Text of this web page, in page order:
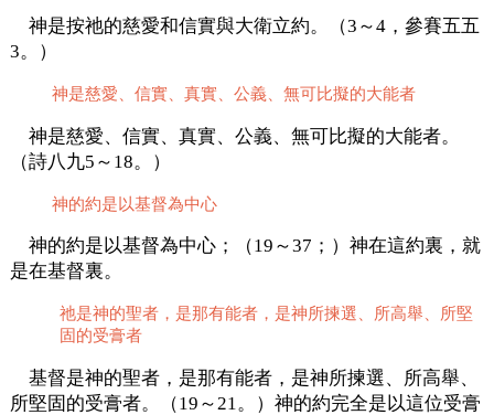
神是按祂的慈愛和信實與大衛立約。（3～4，參賽五五
3。）
神是慈愛、信實、真實、公義、無可比擬的大能者
神是慈愛、信實、真實、公義、無可比擬的大能者。
（詩八九5～18。）
神的約是以基督為中心
神的約是以基督為中心；（19～37；）神在這約裏，就
是在基督裏。
祂是神的聖者，是那有能者，是神所揀選、所高舉、所堅
固的受膏者
基督是神的聖者，是那有能者，是神所揀選、所高舉、
所堅固的受膏者。（19～21。）神的約完全是以這位受膏